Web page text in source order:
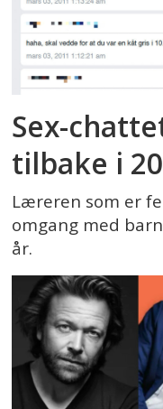
Sex-
tilbake i
Læreren som er
omgang med
år.